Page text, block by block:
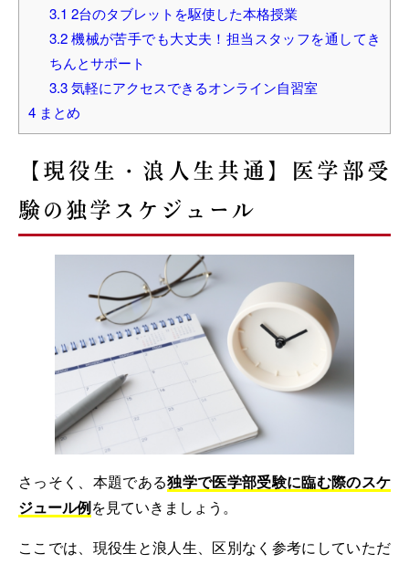
3.1 2台のタブレットを駆使した本格授業
3.2機械が苦手でも大丈夫！担当スタッフを通してき
ちんとサポート
3.3気軽にアクセスできるオンライン自習室
4 まとめ
【現役生・浪人生共通】医学部受
験の独学スケジュール
さっそく、本題である独学で医学部受験に臨む際のスケ
ジュール例を見ていきましょう。
ここでは、現役生と浪人生、区別なく参考にしていただ